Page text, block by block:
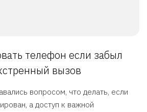
телефон если забыл
вызов
вопросом, что делать, если
а доступ к важной